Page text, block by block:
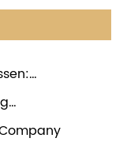
bereit
den